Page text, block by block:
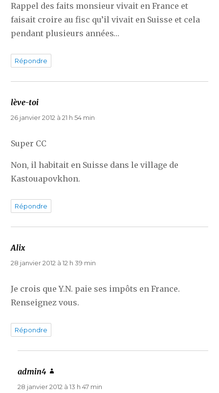
Rappel des faits monsieur vivait en France et
faisait croire au fisc qu’il vivait en Suisse et cela
pendant plusieurs années…
Répondre
lève-toi
26 janvier 2012 à 21 h 54 min
Super CC
Non, il habitait en Suisse dans le village de
Kastouapovkhon.
Répondre
Alix
28 janvier 2012 à 12 h 39 min
Je crois que Y.N. paie ses impôts en France.
Renseignez vous.
Répondre
admin4
28 janvier 2012 à 13 h 47 min